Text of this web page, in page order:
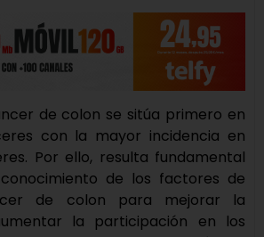
de colon se sitúa primero en
con la mayor incidencia en
Por ello, resulta fundamental
de los factores de
de colon para mejorar la
la participación en los